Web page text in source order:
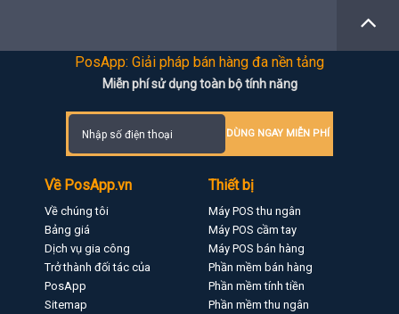
PosApp: Giải pháp bán hàng đa nền tảng
Miễn phí sử dụng toàn bộ tính năng
DÙNG NGAY MIỄN PHÍ
Về PosApp.vn
Về chúng tôi
Bảng giá
Dịch vụ gia công
Trở thành đối tác của
PosApp
Sitemap
Thiết bị
Máy POS thu ngân
Máy POS cầm tay
Máy POS bán hàng
Phần mềm bán hàng
Phần mềm tính tiền
Phần mềm thu ngân